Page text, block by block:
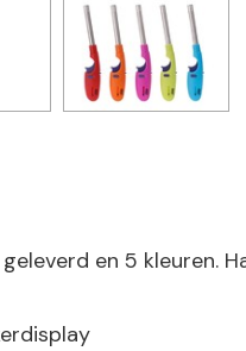
en 5 kleuren.